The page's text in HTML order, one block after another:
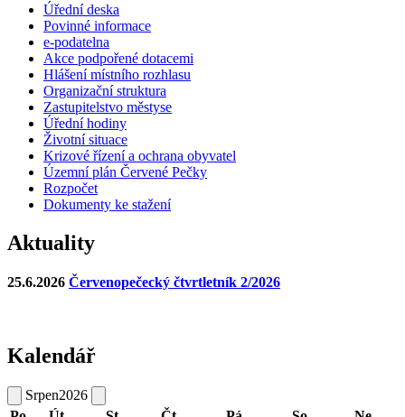
Úřední deska
Povinné informace
e-podatelna
Akce podpořené dotacemi
Hlášení místního rozhlasu
Organizační struktura
Zastupitelstvo městyse
Úřední hodiny
Životní situace
Krizové řízení a ochrana obyvatel
Územní plán Červené Pečky
Rozpočet
Dokumenty ke stažení
Aktuality
25.6.2026 Červenopečecký čtvrtletník 2/2026
Kalendář
Srpen2026